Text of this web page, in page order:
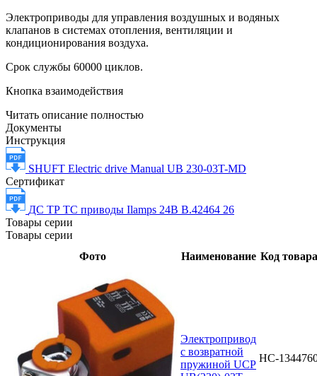
Электроприводы для управления воздушных и водяных
клапанов в системах отопления, вентиляции и
кондиционирования воздуха.
Срок службы 60000 циклов.
Кнопка взаимодействия
Читать описание полностью
Документы
Инструкция
SHUFT Electric drive Manual UB 230-03T-MD
Сертификат
ДС ТР ТС приводы Ilamps 24В В.42464 26
Товары серии
Товары серии
Фото
Наименование Код товара
Электропривод
с возвратной
пружиной UCP
НС-